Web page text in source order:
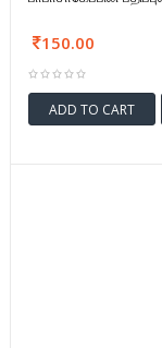
150.00
ADD TO CART